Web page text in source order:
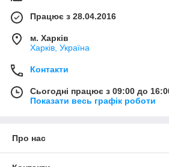
Працює з 28.04.2016
м. Харків
Харків, Україна
Контакти
Сьогодні працює з 09:00 до
Показати весь графік роботи
Про нас